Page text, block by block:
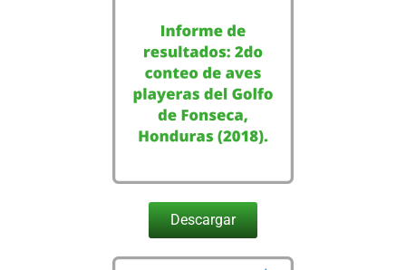
Descargar